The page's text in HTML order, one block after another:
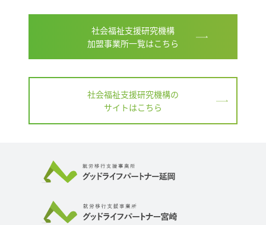
社会福祉支援研究機構
加盟事業所一覧はこちら
社会福祉支援研究機構の
サイトはこちら